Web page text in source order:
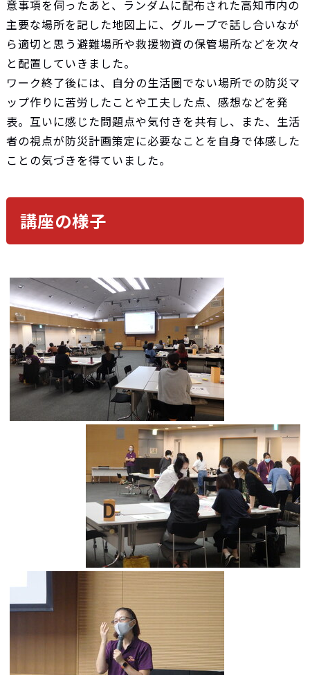
意事項を伺ったあと、ランダムに配布された高知市内の
主要な場所を記した地図上に、グループで話し合いなが
ら適切と思う避難場所や救援物資の保管場所などを次々
と配置していきました。
ワーク終了後には、自分の生活圏でない場所での防災マ
ップ作りに苦労したことや工夫した点、感想などを発
表。互いに感じた問題点や気付きを共有し、また、生活
者の視点が防災計画策定に必要なことを自身で体感した
ことの気づきを得ていました。
講座の様子